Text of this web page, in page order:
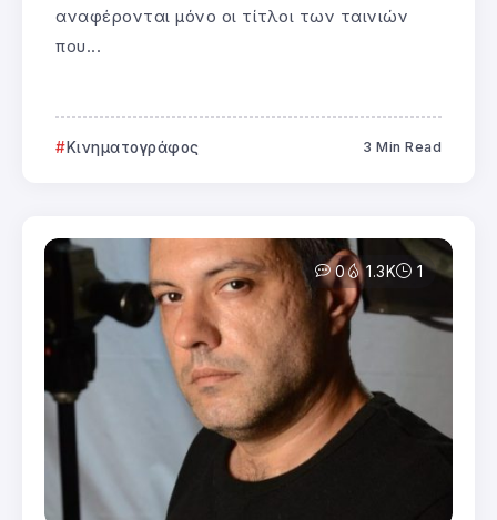
αναφέρονται μόνο οι τίτλοι των ταινιών
που...
Κινηματογράφος 3 Min Read
0 1.3K 1